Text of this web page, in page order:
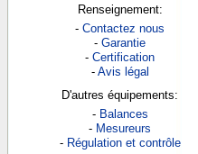
Renseignement:
-Contactez nous
-Garantie
-Certification
- Avis légal
D'autres équipements:
- Balances
- Mesureurs
- Régulation et contrôle